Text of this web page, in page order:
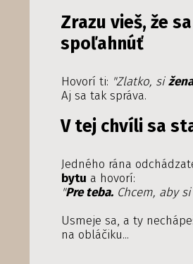
Zrazu vieš, že
spoľahnúť
Hovorí ti: "Zlatko, si
Aj sa tak správa.
V tej chvíli sa
Jedného rána
bytu a hovorí:
"Pre teba.Chcem, aby
Usmeje sa, a ty
na obláčiku...